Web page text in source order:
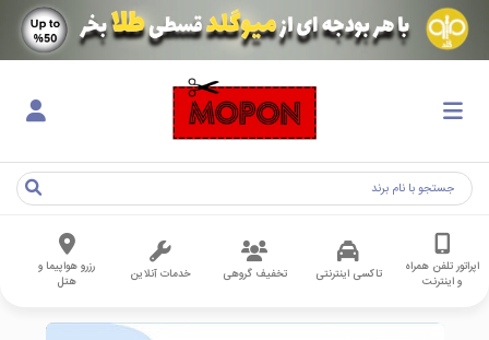
اپراتور تلفن همراه
و اینترنت
تاکسی اینترنتی تخفیف گروهی خدمات آنلاین
رزرو هواپیما و
هتل